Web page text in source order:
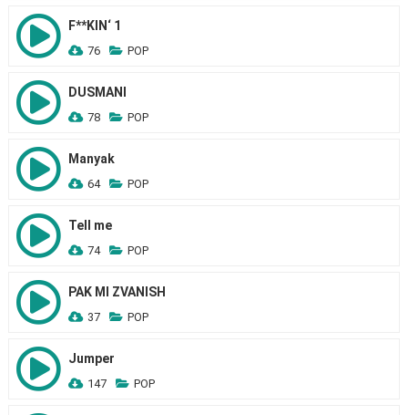
F**KIN‘ 1
76 POP
DUSMANI
78 POP
Manyak
64 POP
Tell me
74 POP
PAK MI ZVANISH
37 POP
Jumper
147 POP